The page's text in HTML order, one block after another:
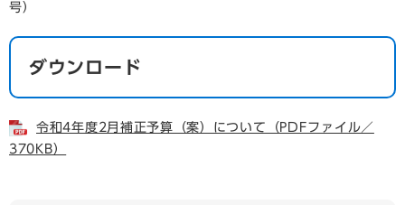
号）
ダウンロード
令和4年度2月補正予算（案）について（PDFファイル／
370KB）